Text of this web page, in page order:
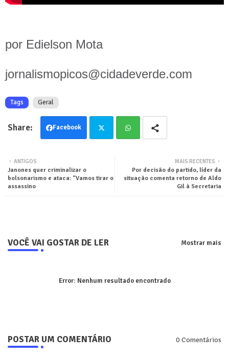
por Edielson Mota
jornalismopicos@cidadeverde.com
Tags Geral
Facebook
tsa
MAIS RECENTES
Por decisão do partido, líder da
situação comenta retorno de Aldo
Gil à Secretaria
ANTIGOS
Janones quer criminalizar o
bolsonarismo e ataca: “Vamos tirar o
assassino
VOCÊ VAI GOSTAR DE LER Mostrar mais
Error: Nenhum resultado encontrado
POSTAR UM COMENTÁRIO 0 Comentários